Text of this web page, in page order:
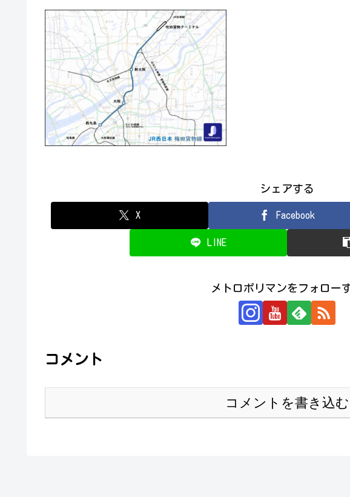
シェアする
X Facebook
LINE
メトロポリマンをフォロー
コメント
コメントを書き込む